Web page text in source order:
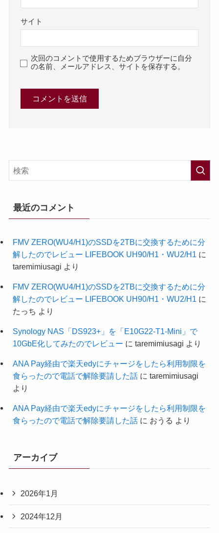
サイト
次回のコメントで使用するためブラウザーに自分
の名前、メールアドレス、サイトを保存する。
最近のコメント
FMV ZERO(WU4/H1)のSSDを2TBに交換するために分
解したのでレビュー LIFEBOOK UH90/H1・WU2/H1 に
taremimiusagi より
FMV ZERO(WU4/H1)のSSDを2TBに交換するために分
解したのでレビュー LIFEBOOK UH90/H1・WU2/H1 に
たっち より
Synology NAS「DS923+」を「E10G22-T1-Mini」で
10GbE化してみたのでレビュー に taremimiusagi より
ANA Pay経由で楽天edyにチャージをしたら利用制限を
食らったので電話で解除要請した話に taremimiusagi
より
ANA Pay経由で楽天edyにチャージをしたら利用制限を
食らったので電話で解除要請した話に おうる より
アーカイブ
2026年1月
2024年12月